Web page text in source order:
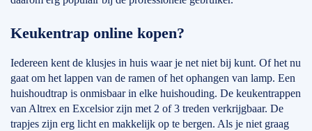
Keukentrap online kopen?
Iedereen kent de klusjes in huis waar je net niet bij kunt. Of het nu
gaat om het lappen van de ramen of het ophangen van lamp. Een
huishoudtrap is onmisbaar in elke huishouding. De keukentrappen
van Altrex en Excelsior zijn met 2 of 3 treden verkrijgbaar. De
trapjes zijn erg licht en makkelijk op te bergen. Als je niet graag